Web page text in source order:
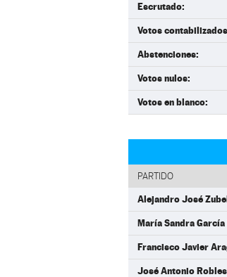
Escrutado:
Votos
Abstenciones:
Votos nulos:
Votos en blanco:
PARTIDO
Alejandro José
María Sandra García
Francisco Javier
José Antonio